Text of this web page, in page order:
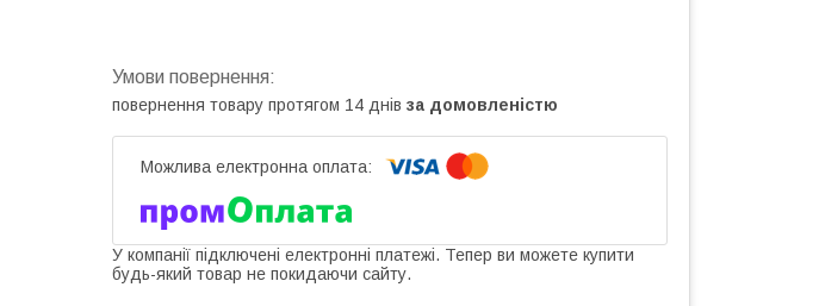
повернення товару протягом 14 днів за домовленістю
У компанії підключені електронні платежі. Тепер ви можете купити
будь-який товар не покидаючи сайту.